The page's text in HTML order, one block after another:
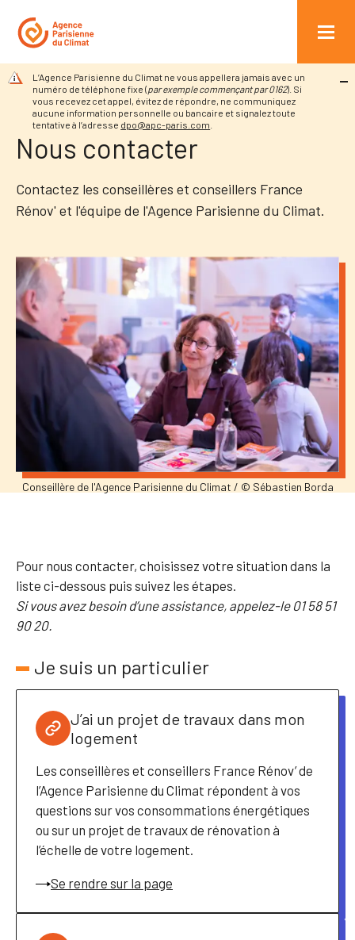
contenu
L’Agence Parisienne du Climat ne vous appellera jamais avec un
numéro de téléphone fixe (par exemple commençant par 0162). Si
vous recevez cet appel, évitez de répondre, ne communiquez
aucune information personnelle ou bancaire et signalez toute
tentative à l’adresse dpo@apc-paris.com
Retour à l’accueil Nous contacter
Nous contacter
Contactez les conseillères et conseillers France
Rénov' et l'équipe de l'Agence Parisienne du Climat.
Conseillère de l'Agence Parisienne du Climat / © Sébastien Borda
Pour nous contacter, choisissez votre situation dans la
liste ci-dessous puis suivez les étapes.
Si vous avez besoin d’une assistance, appelez-le 01 58 51
90 20.
Je suis un particulier
J’ai un projet de travaux dans mon
logement
Les conseillères et conseillers France Rénov’ de
l’Agence Parisienne du Climat répondent à vos
questions sur vos consommations énergétiques
ou sur un projet de travaux de rénovation à
l’échelle de votre logement.
Se rendre sur la page